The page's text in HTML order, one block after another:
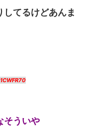
てるけどあんま
そういや